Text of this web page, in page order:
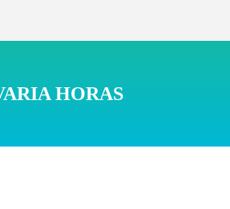
HORAS